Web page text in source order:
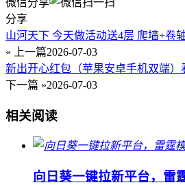
微信分享
分享
山河天下 今天做活动送4层 爬墙+卷
« 上一篇2026-07-03
新出开心红包（苹果安卓手机双端）
下一篇 »2026-07-03
相关阅读
向日葵一键拉新平台，雷